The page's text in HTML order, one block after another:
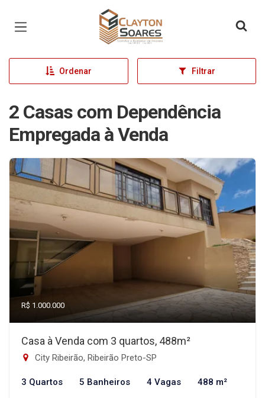
Página inicial
Ordenar Filtrar
2 Casas com Dependência
Empregada à Venda
R$ 1.000.000
Casa à Venda com 3 quartos, 488m²
City Ribeirão, Ribeirão Preto-SP
3 Quartos 5 Banheiros 4 Vagas 488 m²